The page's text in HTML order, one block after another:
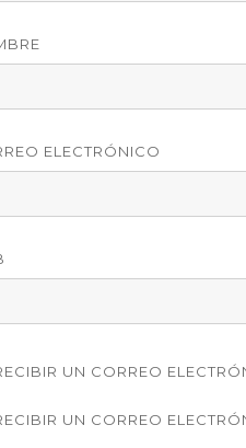
ELECTRÓNICO
UN CORREO
UN CORREO